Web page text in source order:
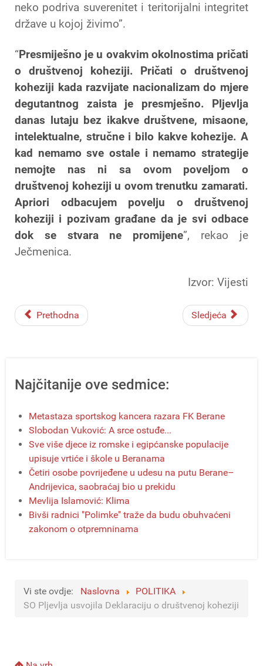
neko podriva suverenitet i teritorijalni integritet
države u kojoj živimo”.
“Presmiješno je u ovakvim okolnostima pričati
o društvenoj koheziji. Pričati o društvenoj
koheziji kada razvijate nacionalizam do mjere
degutantnog zaista je presmješno. Pljevlja
danas lutaju bez ikakve društvene, misaone,
intelektualne, stručne i bilo kakve kohezije. A
kad nemamo sve ostale i nemamo strategije
nemojte nas ni sa ovom poveljom o
društvenoj koheziji u ovom trenutku zamarati.
Apriori odbacujem povelju o društvenoj
koheziji i pozivam građane da je svi odbace
dok se stvara ne promijene”, rekao je
Ječmenica.
Izvor: Vijesti
Prethodna Sledjeća
Najčitanije ove sedmice:
Metastaza sportskog kancera razara FK Berane
Slobodan Vuković: A srce ostuđe...
Sve više djece iz romske i egipćanske populacije
upisuje vrtiće i škole u Beranama
Četiri osobe povrijeđene u udesu na putu Berane–
Andrijevica, saobraćaj bio u prekidu
Mevlija Islamović: Klima
Bivši radnici "Polimke" traže da budu obuhvaćeni
zakonom o otpremninama
Vi ste ovdje: Naslovna
POLITIKA
SO Pljevlja usvojila Deklaraciju o društvenoj koheziji